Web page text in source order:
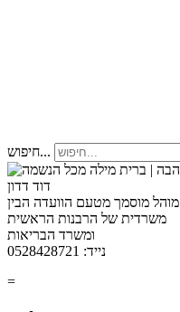
חיפוש...
דוד דדון
מוהל מוסמך מטעם הוועדה הבין
משרדית של הרבנות הראשית
ומשרד הבריאות
נייד: 0528428721
=